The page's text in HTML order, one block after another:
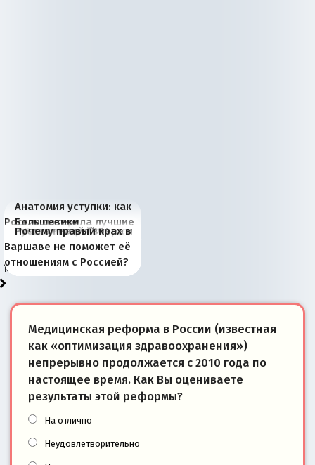
Анатомия уступки: как
Россия потеряла лучшие
рыбопромысловые
районы Баренцева
моря
Большевики
отличаются от «Яблока»
тем, что они -
победители
Киевская марионетка
Запада рассказала о
«переобувании» хозяев
В России назрели
перемены: 15 шагов к
суверенной экономике
Миграционный пожар
Европы
Россия начинает
сбрасывать балласт
Анкориджа
Россия зимой 1904
года: первые уступки во
внутренней политике
Русская нация вчера и
сегодня
Почему правый крах в
Варшаве не поможет её
отношениям с Россией?
Медицинская реформа в России (известная
как «оптимизация здравоохранения»)
непрерывно продолжается с 2010 года по
настоящее время. Как Вы оцениваете
результаты этой реформы?
На отлично
Неудовлетворительно